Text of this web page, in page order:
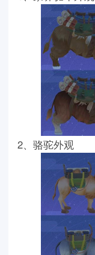
2、骆驼外观